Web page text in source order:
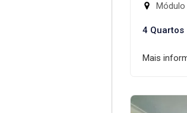
Módulo
4 Quartos
Mais